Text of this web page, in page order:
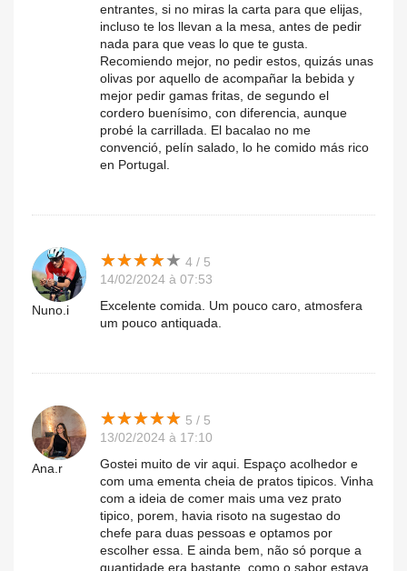
entrantes, si no miras la carta para que elijas,
incluso te los llevan a la mesa, antes de pedir
nada para que veas lo que te gusta.
Recomiendo mejor, no pedir estos, quizás unas
olivas por aquello de acompañar la bebida y
mejor pedir gamas fritas, de segundo el
cordero buenísimo, con diferencia, aunque
probé la carrillada. El bacalao no me
convenció, pelín salado, lo he comido más rico
en Portugal.
Nuno.i
★★★★★
★★★★★ 4 / 5
14/02/2024 à 07:53
Excelente comida. Um pouco caro, atmosfera
um pouco antiquada.
Ana.r
★★★★★
★★★★★ 5 / 5
13/02/2024 à 17:10
Gostei muito de vir aqui. Espaço acolhedor e
com uma ementa cheia de pratos tipicos. Vinha
com a ideia de comer mais uma vez prato
tipico, porem, havia risoto na sugestao do
chefe para duas pessoas e optamos por
escolher essa. E ainda bem, não só porque a
quantidade era bastante, como o sabor estava